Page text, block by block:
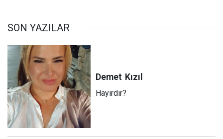
SON YAZILAR
Demet Kızıl
Hayırdır?